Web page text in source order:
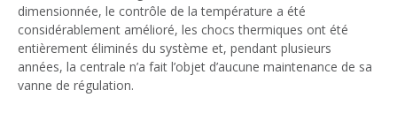
dimensionnée, le contrôle de la température a été
considérablement amélioré, les chocs thermiques ont été
entièrement éliminés du système et, pendant plusieurs
années, la centrale n’a fait l’objet d’aucune maintenance de sa
vanne de régulation.